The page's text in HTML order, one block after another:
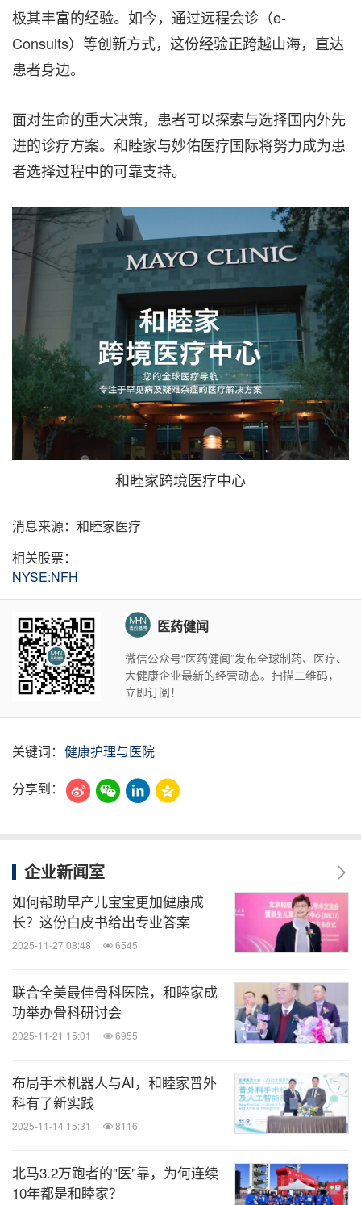
极其丰富的经验。如今，通过远程会诊（e-
Consults）等创新方式，这份经验正跨越山海，直达
患者身边。
面对生命的重大决策，患者可以探索与选择国内外先
进的诊疗方案。和睦家与妙佑医疗国际将努力成为患
者选择过程中的可靠支持。
和睦家跨境医疗中心
消息来源：和睦家医疗
相关股票：
NYSE:NFH
医药健闻
微信公众号“医药健闻”发布全球制药、医疗、
大健康企业最新的经营动态。扫描二维码，
立即订阅！
关键词： 健康护理与医院
分享到：
企业新闻室
如何帮助早产儿宝宝更加健康成
长？这份白皮书给出专业答案
2025-11-27 08:48 6545
联合全美最佳骨科医院，和睦家成
功举办骨科研讨会
2025-11-21 15:01 6955
布局手术机器人与AI，和睦家普外
科有了新实践
2025-11-14 15:31 8116
北马3.2万跑者的"医"靠，为何连续
10年都是和睦家？